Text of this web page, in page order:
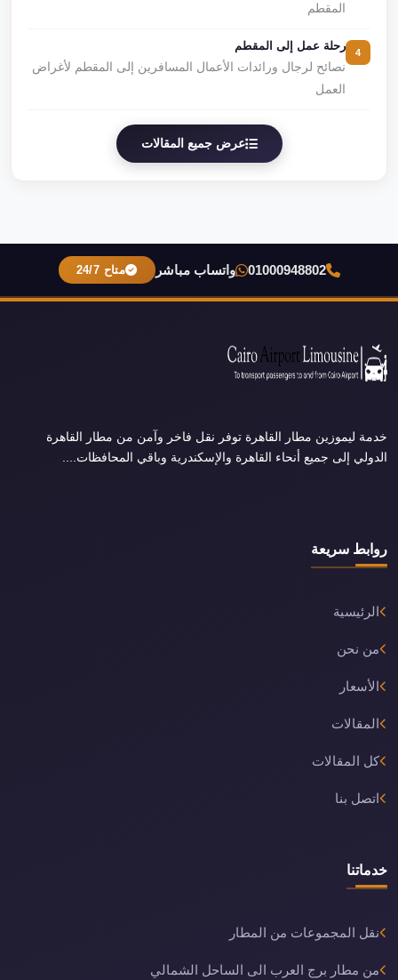
المقطم
رحلة عمل إلى المقطم
نصائح لرجال ورائدات الأعمال المسافرين إلى المقطم لأغراض
العمل
عرض جميع المقالات
01000948802 واتساب مباشر متاح 24/7
خدمة ليموزين مطار القاهرة توفر نقل فاخر وآمن من مطار القاهرة
الدولي إلى جميع أنحاء القاهرة والإسكندرية وباقي المحافظات....
روابط سريعة
الرئيسية
من نحن
الأسعار
المقالات
كل المقالات
اتصل بنا
خدماتنا
نقل المجموعات من المطار
من مطار برج العرب الى الساحل الشمالي